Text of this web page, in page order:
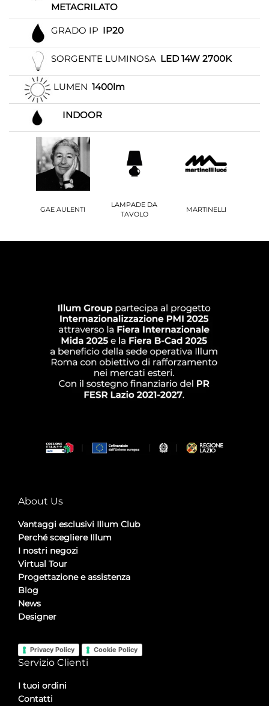
METACRILATO
GRADO IP IP20
SORGENTE LUMINOSA LED 14W 2700K
LUMEN 1400lm
INDOOR
GAE AULENTI
LAMPADE DA
TAVOLO
MARTINELLI
About Us
Vantaggi esclusivi Illum Club
Perché scegliere Illum
I nostri negozi
Virtual Tour
Progettazione e assistenza
Blog
News
Designer
Privacy Policy Cookie Policy
Servizio Clienti
I tuoi ordini
Contatti